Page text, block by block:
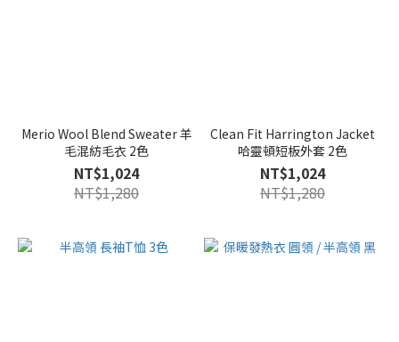
Merio Wool Blend Sweater 羊
毛混紡毛衣 2色
NT$1,024
NT$1,280
Clean Fit Harrington Jacket
哈靈頓短板外套 2色
NT$1,024
NT$1,280